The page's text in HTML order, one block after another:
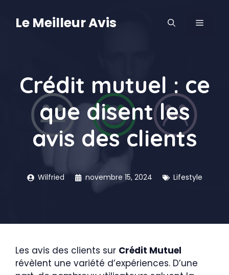
contenu
Le Meilleur Avis MENU
Crédit mutuel : ce
que disent les
avis des clients
Wilfried novembre 15, 2024 Lifestyle
Les avis des clients sur Crédit Mutuel
révèlent une variété d’expériences. D’une